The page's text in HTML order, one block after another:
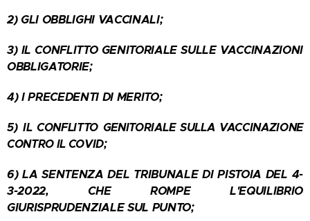
2) GLI OBBLIGHI VACCINALI;
3) IL CONFLITTO GENITORIALE SULLE VACCINAZIONI
OBBLIGATORIE;
4) I PRECEDENTI DI MERITO;
5)IL CONFLITTO GENITORIALE SULLA VACCINAZIONE
CONTRO IL COVID;
6) LA SENTENZA DEL TRIBUNALE DI PISTOIA DEL 4-
3-2022, CHE ROMPE L'EQUILIBRIO
GIURISPRUDENZIALE SUL PUNTO;